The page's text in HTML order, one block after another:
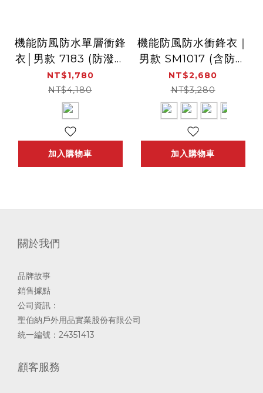
機能防風防水單層衝鋒
衣│男款 7183 (防潑水
防風 透氣 透濕)
NT$1,780
NT$4,180
加入購物車
機能防風防水衝鋒衣｜
男款 SM1017 (含防塵
面罩) 衝鋒衣 防風 防
水 透氣
NT$2,680
NT$3,280
加入購物車
關於我們
品牌故事
銷售據點
公司資訊：
聖伯納戶外用品實業股份有限公司
統一編號：24351413
顧客服務